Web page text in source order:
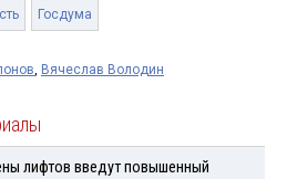
Госдума
Вячеслав Володин
лифтов введут повышенный